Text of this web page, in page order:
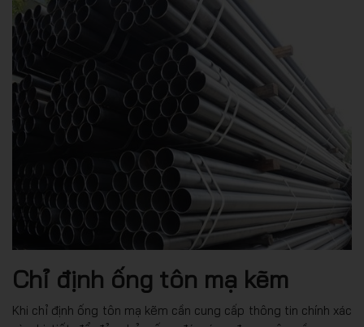
Chỉ định ống tôn mạ kẽm
Khi chỉ định ống tôn mạ kẽm cần cung cấp thông tin chính xác